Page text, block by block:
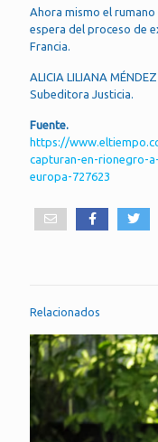
Ahora mismo el
espera del proceso de
Francia.
ALICIA LILIANA MÉNDEZ
Subeditora Justicia.
Fuente.
https://
capturan-en-rionegro-
europa-727623
Relacionados